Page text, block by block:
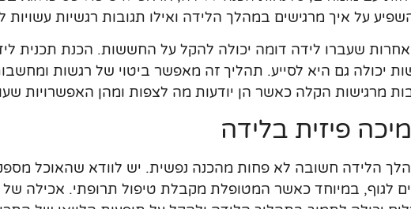
על איך מרגישים במהלך הלידה ואילו תגובות רגשיות עשויות
שעברו לידה דומה יכולה להקל על החששות. הכנת תכנית
יכולה גם היא לסייע. תהליך זה מאפשר ביטוי של רגשות
מרגישות הקלה כאשר הן יודעות מה לצפות ומהן האפשרויות
פיזית בלידה
הלידה חשובה לא פחות מהכנה נפשית. יש לוודא שהאוכל
לגוף, במיוחד כאשר המטופלת מקבלת טיפול תרופתי. אכילה של